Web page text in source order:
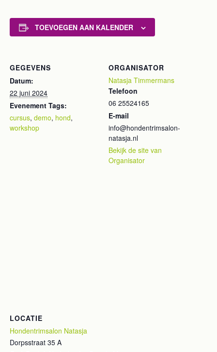
TOEVOEGEN AAN KALENDER
GEGEVENS
Datum:
22 juni 2024
Evenement Tags:
cursus, demo, hond,
workshop
ORGANISATOR
Natasja Timmermans
Telefoon
06 25524165
E-mail
info@hondentrimsalon-
natasja.nl
Bekijk de site van
Organisator
LOCATIE
Hondentrimsalon Natasja
Dorpsstraat 35 A